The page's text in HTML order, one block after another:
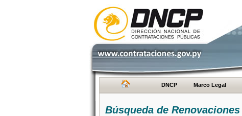
DNCP Marco Legal
Búsqueda de